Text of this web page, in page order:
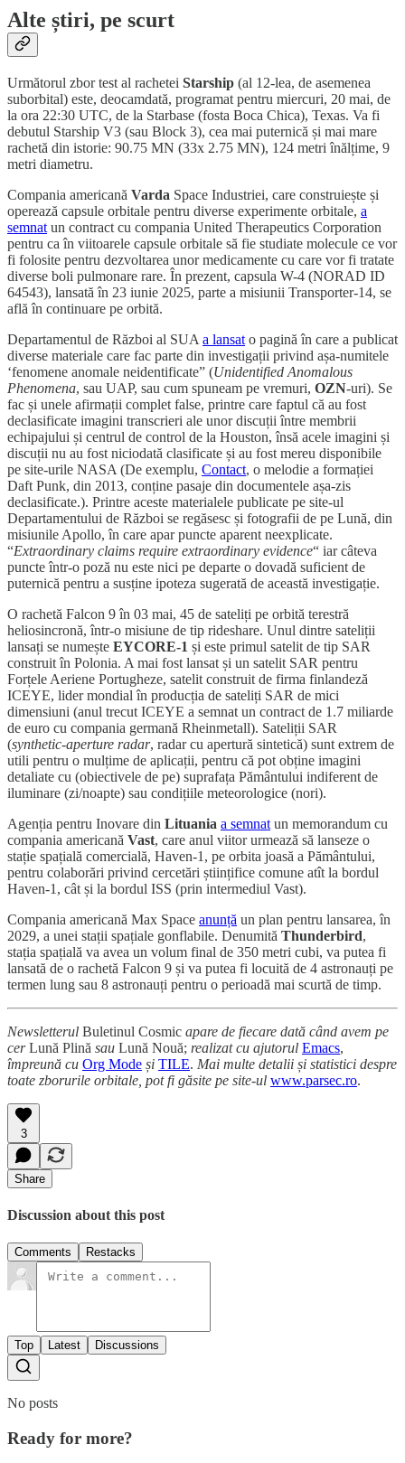
Alte știri, pe scurt
Următorul zbor test al rachetei Starship (al 12-lea, de asemenea
suborbital) este, deocamdată, programat pentru miercuri, 20 mai, de
la ora 22:30 UTC, de la Starbase (fosta Boca Chica), Texas. Va fi
debutul Starship V3 (sau Block 3), cea mai puternică și mai mare
rachetă din istorie: 90.75 MN (33x 2.75 MN), 124 metri înălțime, 9
metri diametru.
Compania americană Varda Space Industriei, care construiește și
operează capsule orbitale pentru diverse experimente orbitale, a
semnat un contract cu compania United Therapeutics Corporation
pentru ca în viitoarele capsule orbitale să fie studiate molecule ce vor
fi folosite pentru dezvoltarea unor medicamente cu care vor fi tratate
diverse boli pulmonare rare. În prezent, capsula W-4 (NORAD ID
64543), lansată în 23 iunie 2025, parte a misiunii Transporter-14, se
află în continuare pe orbită.
Departamentul de Război al SUA a lansat o pagină în care a publicat
diverse materiale care fac parte din investigații privind așa-numitele
‘fenomene anomale neidentificate” (Unidentified Anomalous
Phenomena, sau UAP, sau cum spuneam pe vremuri, OZN-uri). Se
fac și unele afirmații complet false, printre care faptul că au fost
declasificate imagini transcrieri ale unor discuții între membrii
echipajului și centrul de control de la Houston, însă acele imagini și
discuții nu au fost niciodată clasificate și au fost mereu disponibile
pe site-urile NASA (De exemplu, Contact, o melodie a formației
Daft Punk, din 2013, conține pasaje din documentele așa-zis
declasificate.). Printre aceste materialele publicate pe site-ul
Departamentului de Război se regăsesc și fotografii de pe Lună, din
misiunile Apollo, în care apar puncte aparent neexplicate.
“Extraordinary claims require extraordinary evidence“ iar câteva
puncte într-o poză nu este nici pe departe o dovadă suficient de
puternică pentru a susține ipoteza sugerată de această investigație.
O rachetă Falcon 9 în 03 mai, 45 de sateliți pe orbită terestră
heliosincronă, într-o misiune de tip rideshare. Unul dintre sateliții
lansați se numește EYCORE-1 și este primul satelit de tip SAR
construit în Polonia. A mai fost lansat și un satelit SAR pentru
Forțele Aeriene Portugheze, satelit construit de firma finlandeză
ICEYE, lider mondial în producția de sateliți SAR de mici
dimensiuni (anul trecut ICEYE a semnat un contract de 1.7 miliarde
de euro cu compania germană Rheinmetall). Sateliții SAR
(synthetic-aperture radar, radar cu apertură sintetică) sunt extrem de
utili pentru o mulțime de aplicații, pentru că pot obține imagini
detaliate cu (obiectivele de pe) suprafața Pământului indiferent de
iluminare (zi/noapte) sau condițiile meteorologice (nori).
Agenția pentru Inovare din Lituania a semnat un memorandum cu
compania americană Vast, care anul viitor urmează să lanseze o
stație spațială comercială, Haven-1, pe orbita joasă a Pământului,
pentru colaborări privind cercetări științifice comune atît la bordul
Haven-1, cât și la bordul ISS (prin intermediul Vast).
Compania americană Max Space anunță un plan pentru lansarea, în
2029, a unei stații spațiale gonflabile. Denumită Thunderbird,
stația spațială va avea un volum final de 350 metri cubi, va putea fi
lansată de o rachetă Falcon 9 și va putea fi locuită de 4 astronauți pe
termen lung sau 8 astronauți pentru o perioadă mai scurtă de timp.
Newsletterul Buletinul Cosmic apare de fiecare dată când avem pe
cerLună Plină sau Lună Nouă; realizat cu ajutorul Emacs,
împreună cu Org Mode și TILE. Mai multe detalii și statistici despre
toate zborurile orbitale, pot fi găsite pe site-ul www.parsec.ro.
3
Share
Discussion about this post
Comments Restacks
Top Latest Discussions
No posts
Ready for more?